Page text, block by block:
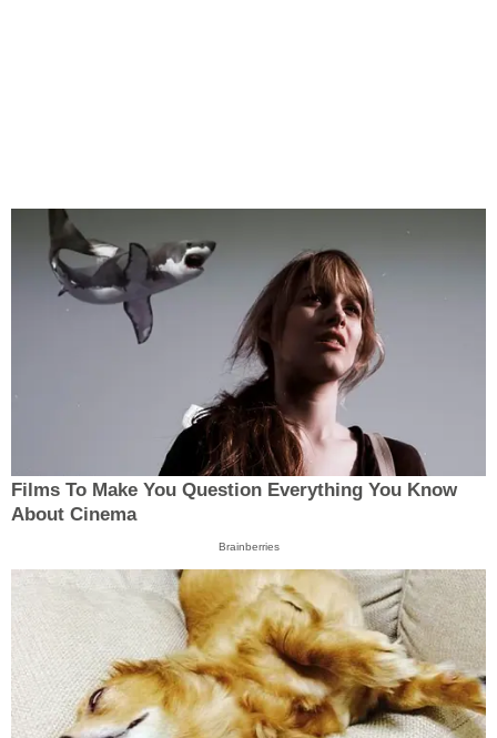
Films To Make You Question Everything You Know
About Cinema
Brainberries